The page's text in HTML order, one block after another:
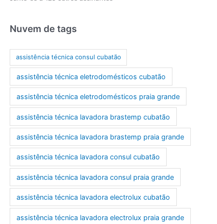
o
e
a
Nuvem de tags
assistência técnica consul cubatão
assistência técnica eletrodomésticos cubatão
assistência técnica eletrodomésticos praia grande
assistência técnica lavadora brastemp cubatão
assistência técnica lavadora brastemp praia grande
assistência técnica lavadora consul cubatão
assistência técnica lavadora consul praia grande
assistência técnica lavadora electrolux cubatão
assistência técnica lavadora electrolux praia grande